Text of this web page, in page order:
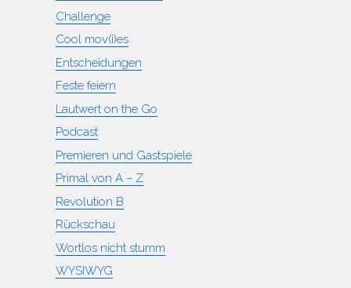
Challenge
Cool mov(i)es
Entscheidungen
Feste feiern
Lautwert on the Go
Podcast
Premieren und Gastspiele
Primal von A – Z
Revolution B
Rückschau
Wortlos nicht stumm
WYSIWYG